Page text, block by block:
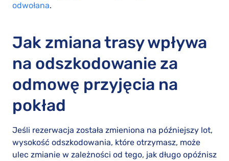
odwołana.
Jak zmiana trasy wpływa
na odszkodowanie za
odmowę przyjęcia na
pokład
Jeśli rezerwacja została zmieniona na późniejszy lot,
wysokość odszkodowania, które otrzymasz, może
ulec zmianie w zależności od tego, jak długo opóźnisz